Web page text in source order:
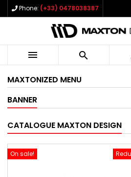
Phone: (+33) 0478038387
 
MAXTONIZED MENU
BANNER
CATALOGUE MAXTON DESIGN
On sale!